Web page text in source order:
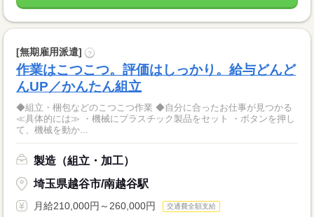
[無期雇用派遣] ?
作業はこつこつ。評価はしっかり。給与どんど
んUP／かんたん組立
◆組立・梱包などのこつこつ作業 ◆自分に合ったお仕事が見つかる
≪具体的には≫ ・機械にプラスチック製品をセット ・ボタンを押し
て、機械を動か...
製造（組立・加工）
埼玉県越谷市/南越谷駅
月給210,000円～260,000円 交通費全額支給